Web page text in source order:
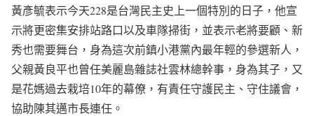
黃彥毓表示今天228是台灣民主史上一個特別的日子，他宣
示將更密集安排站路口以及車隊掃街，並表示老將要顧、新
秀也需要舞台，身為這次前鎮小港黨內最年輕的參選新人，
父親黃良平也曾任美麗島雜誌社雲林總幹事，身為其子，又
是花媽過去栽培10年的幕僚，有責任守護民主、守住議會，
協助陳其邁市長連任。